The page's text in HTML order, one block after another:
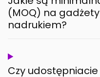
(MOQ) na
nadrukiem?
Czy